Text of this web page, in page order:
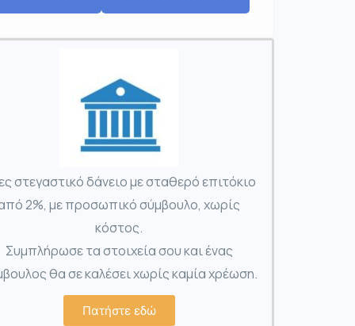
στεγαστικό δάνειο με σταθερό επιτόκιο
2%, με προσωπικό σύμβουλο, χωρίς
κόστος.
Συμπλήρωσε τα στοιχεία σου και ένας
θα σε καλέσει χωρίς καμία χρέωση.
Πατήστε εδώ